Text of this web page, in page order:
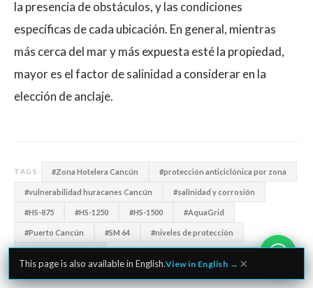
la presencia de obstáculos, y las condiciones
específicas de cada ubicación. En general, mientras
más cerca del mar y más expuesta esté la propiedad,
mayor es el factor de salinidad a considerar en la
elección de anclaje.
TAGS: #Zona Hotelera Cancún #protección anticiclónica por zona
#vulnerabilidad huracanes Cancún #salinidad y corrosión
#HS-875 #HS-1250 #HS-1500 #AquaGrid
#Puerto Cancún #SM 64 #niveles de protección
This page is also available in English.View in English → ×